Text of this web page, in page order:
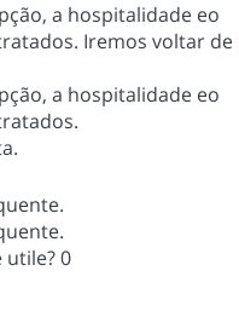
a hospitalidade eo
Iremos voltar de
a hospitalidade eo
utile?0